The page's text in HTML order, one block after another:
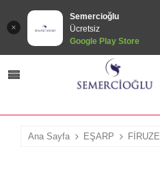
Semercioğlu
Ücretsiz
Google Play Store
Ana Sayfa EŞARP FİRUZE